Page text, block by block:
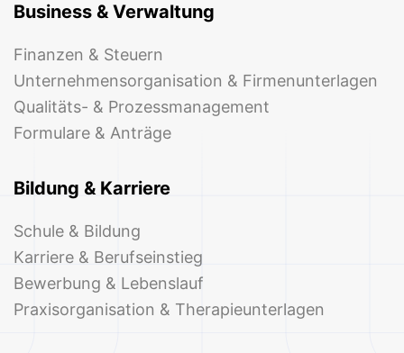
Business & Verwaltung
Finanzen & Steuern
Unternehmensorganisation & Firmenunterlagen
Qualitäts- & Prozessmanagement
Formulare & Anträge
Bildung & Karriere
Schule & Bildung
Karriere & Berufseinstieg
Bewerbung & Lebenslauf
Praxisorganisation & Therapieunterlagen